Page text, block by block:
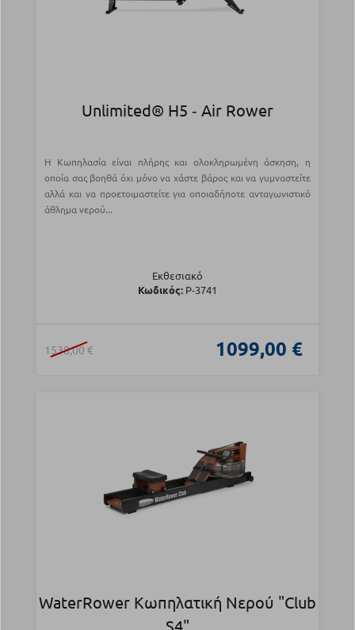
Unlimited® H5 ‑ Air Rower
Η Κωπηλασία είναι πλήρης και ολοκληρωμένη άσκηση, η
οποία σας βοηθά όχι μόνο να χάστε βάρος και να γυμναστείτε
αλλά και να προετοιμαστείτε για οποιαδήποτε ανταγωνιστικό
άθλημα νερού...
Εκθεσιακό
Κωδικός: Ρ-3741
1538,00 € 1099,00 €
WaterRower Κωπηλατική Νερού "Club
S4"